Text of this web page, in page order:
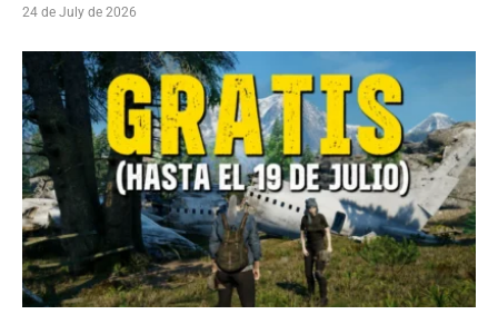
24 de July de 2026